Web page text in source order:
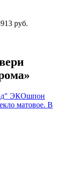
руб.
ЭКОшпон
матовое. В